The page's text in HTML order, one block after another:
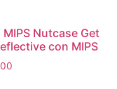
MIPS Nutcase Get
con MIPS